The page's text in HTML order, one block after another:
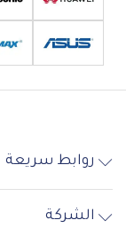
روابط سريعة
الشركة